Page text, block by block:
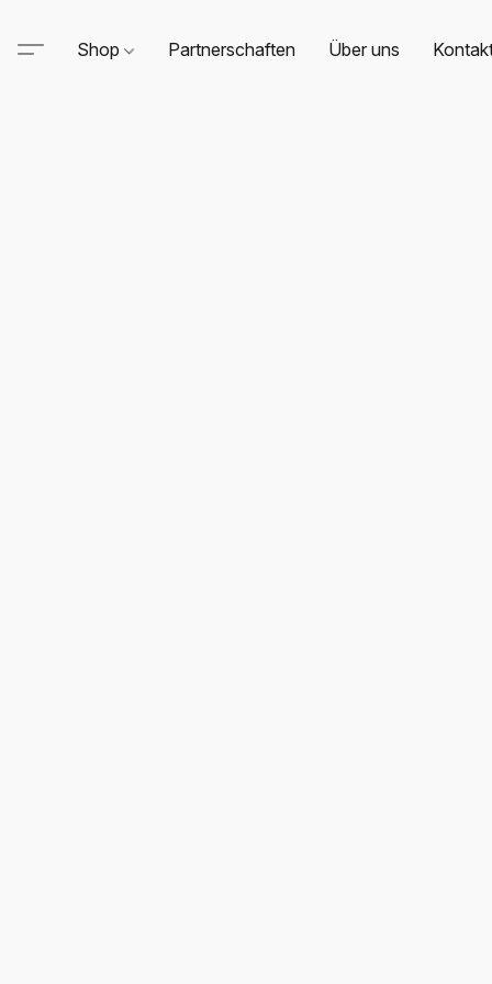
Shop Partnerschaften Über uns